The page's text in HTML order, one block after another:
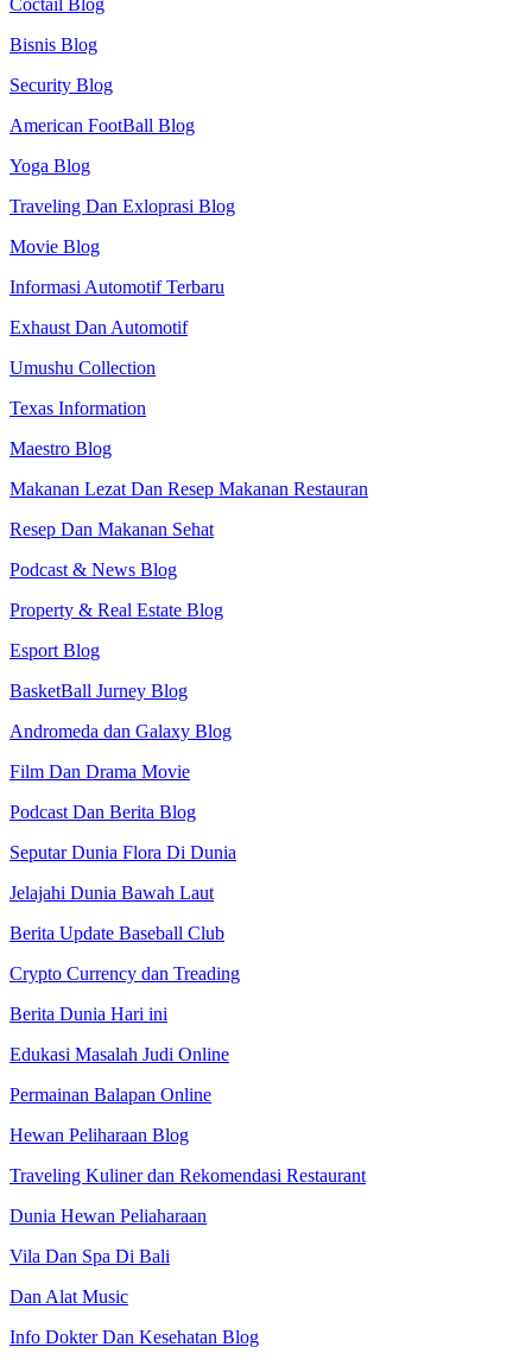
Coctail Blog
Bisnis Blog
Security Blog
American FootBall Blog
Yoga Blog
Traveling Dan Exloprasi Blog
Movie Blog
Informasi Automotif Terbaru
Exhaust Dan Automotif
Umushu Collection
Texas Information
Maestro Blog
Makanan Lezat Dan Resep Makanan Restauran
Resep Dan Makanan Sehat
Podcast & News Blog
Property & Real Estate Blog
Esport Blog
BasketBall Jurney Blog
Andromeda dan Galaxy Blog
Film Dan Drama Movie
Podcast Dan Berita Blog
Seputar Dunia Flora Di Dunia
Jelajahi Dunia Bawah Laut
Berita Update Baseball Club
Crypto Currency dan Treading
Berita Dunia Hari ini
Edukasi Masalah Judi Online
Permainan Balapan Online
Hewan Peliharaan Blog
Traveling Kuliner dan Rekomendasi Restaurant
Dunia Hewan Peliaharaan
Vila Dan Spa Di Bali
Dan Alat Music
Info Dokter Dan Kesehatan Blog